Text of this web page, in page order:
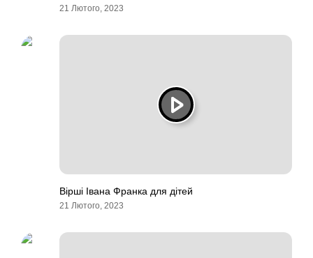
21 Лютого, 2023
Вірші Івана Франка для дітей
21 Лютого, 2023